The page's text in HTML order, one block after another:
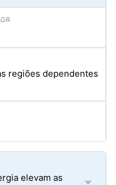
regiões dependentes
elevam as